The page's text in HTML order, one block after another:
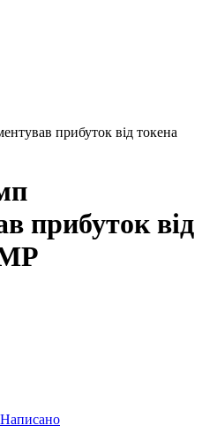
прибуток від токена
прибуток від
Написано